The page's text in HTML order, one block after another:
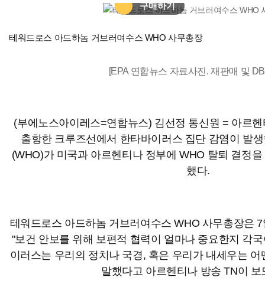
구매하기
테워드로스 아드하놈 거브러여수스 WHO 사무총장
[EPA 연합뉴스 자료사진. 재판매 및
(부에노스아이레스=연합뉴스) 김선정 통신원 = 아르
출항한 크루즈선에서 한타바이러스 집단 감염이 발
(WHO)가 미국과 아르헨티나 정부에 WHO 탈퇴 결정
했다.
테워드로스 아드하놈 거브러여수스 WHO 사무총장은
"보건 안보를 위해 보편적 협력이 얼마나 중요한지 각
이러스는 우리의 정치나 국경, 혹은 우리가 내세우는
말했다고 아르헨티나 방송 TN이 보